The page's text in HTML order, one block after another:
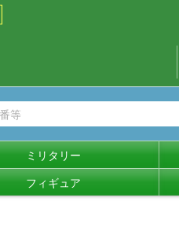
ミリタリー
フィギュア